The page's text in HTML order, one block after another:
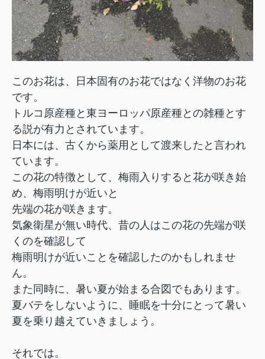
このお花は、日本固有のお花ではなく洋物のお花
です。
トルコ原産種と東ヨーロッパ原産種との雑種とす
る説が有力とされています。
日本には、古くから薬用として渡来したと言われ
ています。
この花の特徴として、梅雨入りすると花が咲き始
め、梅雨明けが近いと
先端の花が咲きます。
気象衛星が無い時代、昔の人はこの花の先端が咲
くのを確認して
梅雨明けが近いことを確認したのかもしれませ
ん。
また同時に、暑い夏が始まる合図でもあります。
夏バテをしないように、睡眠を十分にとって暑い
夏を乗り越えていきましょう。
それでは。